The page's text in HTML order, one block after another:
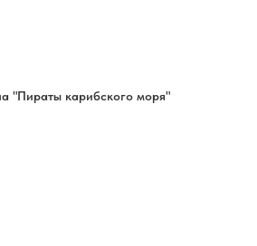
"Пираты карибского моря"